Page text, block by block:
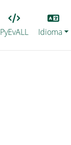
PyEvALL
Lang
Idioma